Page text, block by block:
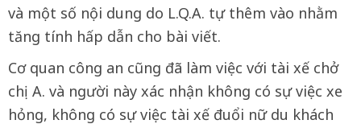
và một số nội dung do L.Q.A. tự thêm vào nhằm
tăng tính hấp dẫn cho bài viết.
Cơ quan công an cũng đã làm việc với tài xế chở
chị A. và người này xác nhận không có sự việc xe
hỏng, không có sự việc tài xế đuổi nữ du khách